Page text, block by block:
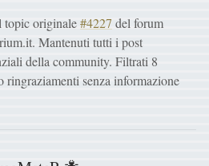
topic originale#4227 del forum
Mantenuti tutti i post
della community. Filtrati 8
ringraziamenti senza informazione